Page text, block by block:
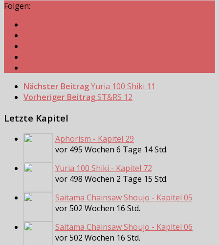
Folgen:
Nächster BeitragYuria 100 Shiki 11
Vorheriger BeitragST&RS 12
Letzte Kapitel
Aphorism - Kapitel 29
vor 495 Wochen 6 Tage 14 Std.
Yuria 100 Shiki - Kapitel 72
vor 498 Wochen 2 Tage 15 Std.
Saitama Chainsaw Shoujo - Kapitel 05
vor 502 Wochen 16 Std.
Saitama Chainsaw Shoujo - Kapitel 06
vor 502 Wochen 16 Std.